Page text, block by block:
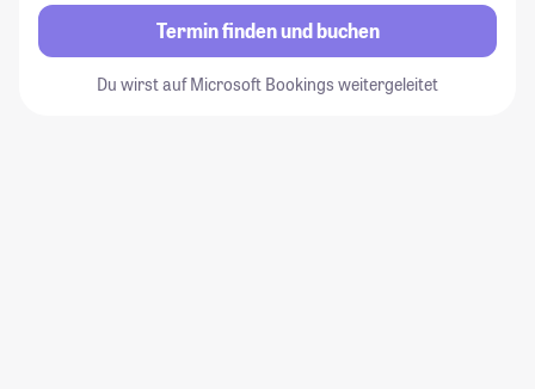
Termin finden und buchen
Du wirst auf Microsoft Bookings weitergeleitet